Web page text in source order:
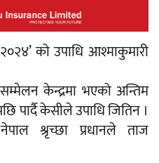
को उपाधि आश्माकुमारी
केन्द्रमा भएको अन्तिम
पार्दै केसीले उपाधि जितिन ।
श्रृच्छा प्रधानले ताज